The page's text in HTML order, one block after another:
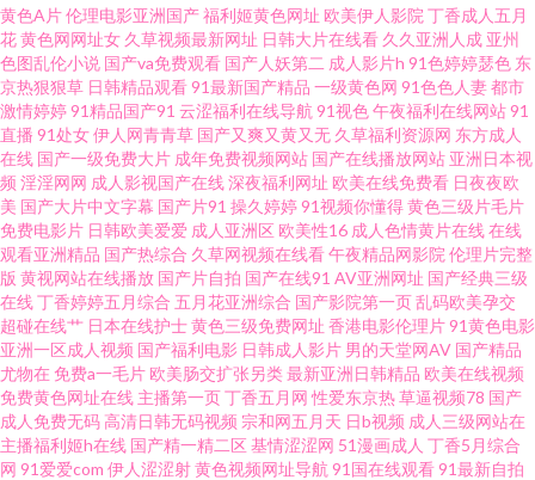
产 97人人操超碰 东京热AV电影 果冻传媒做爱 久草在线资源 欧美性爱导航 日
韩色情电影院 91工厂小视频 ts天堂国产 激情内射网站 91色色导航导航 成人
在线ab 激情综合BT 欧美精品第四页 四虎性爱影院 自拍第四页 97超碰在线公
开 豆花网站免费观看 九一免费在线观看 青青偷拍色 婷婷色人网 一区二区国
产自拍 91视网站 超碰免费公开人妻 韩国AV网3 人妖射精汇编 香蕉视频在线
下载 91在线91 福利成人网站导航 久草黄色剧场 欧美人妖射精 天天操超碰 18
视频 波多野吉衣电影 国厂性交A片 91网页版色色 国产福利久久 玖玖9热在线
日韩福利网站 在线播放成人网站 www久热com 精品韩日 欧美专区另类 五月
黄色A片伦理电影亚洲国产福利姬黄色网址 欧美伊人影院 丁香成人五月
花黄色网网址女 久草视频最新网址 日韩大片在线看 久久亚洲人成 亚州
色图乱伦小说 国产va免费观看 国产人妖第二 成人影片h 91色婷婷瑟色 东
京热狠狠草 日韩精品观看91最新国产精品 一级黄色网 91色色人妻都市
激情婷婷91精品国产91 云涩福利在线导航 91视色午夜福利在线网站91
直播 91处女伊人网青青草 国产又爽又黄又无 久草福利资源网 东方成人
在线 国产一级免费大片 成年免费视频网站 国产在线播放网站 亚洲日本视
频 淫淫网网 成人影视国产在线深夜福利网址 欧美在线免费看 日夜夜欧
美 国产大片中文字幕 国产片91 操久婷婷91视频你懂得黄色三级片毛片
免费电影片 日韩欧美爱爱 成人亚洲区 欧美性16 成人色情黄片在线在线
观看亚洲精品 国产热综合 久草网视频在线看午夜精品网影院 伦理片完整
版 黄视网站在线播放 国产片自拍 国产在线91 AV亚洲网址 国产经典三级
在线丁香婷婷五月综合 五月花亚洲综合 国产影院第一页乱码欧美孕交
超碰在线艹 日本在线护士黄色三级免费网址 香港电影伦理片91黄色电影
亚洲一区成人视频 国产福利电影 日韩成人影片 男的天堂网AV 国产精品
尤物在 免费a一毛片 欧美肠交扩张另类最新亚洲日韩精品 欧美在线视频
免费黄色网址在线 主播第一页丁香五月网 性爱东京热草逼视频78 国产
成人免费无码高清日韩无码视频 宗和网五月天 日b视频 成人三级网站在
主播福利姬h在线 国产精一精二区 基情涩涩网 51漫画成人 丁香5月综合
网 91爱爱com 伊人涩涩射黄色视频网址导航 91国在线观看91最新自拍